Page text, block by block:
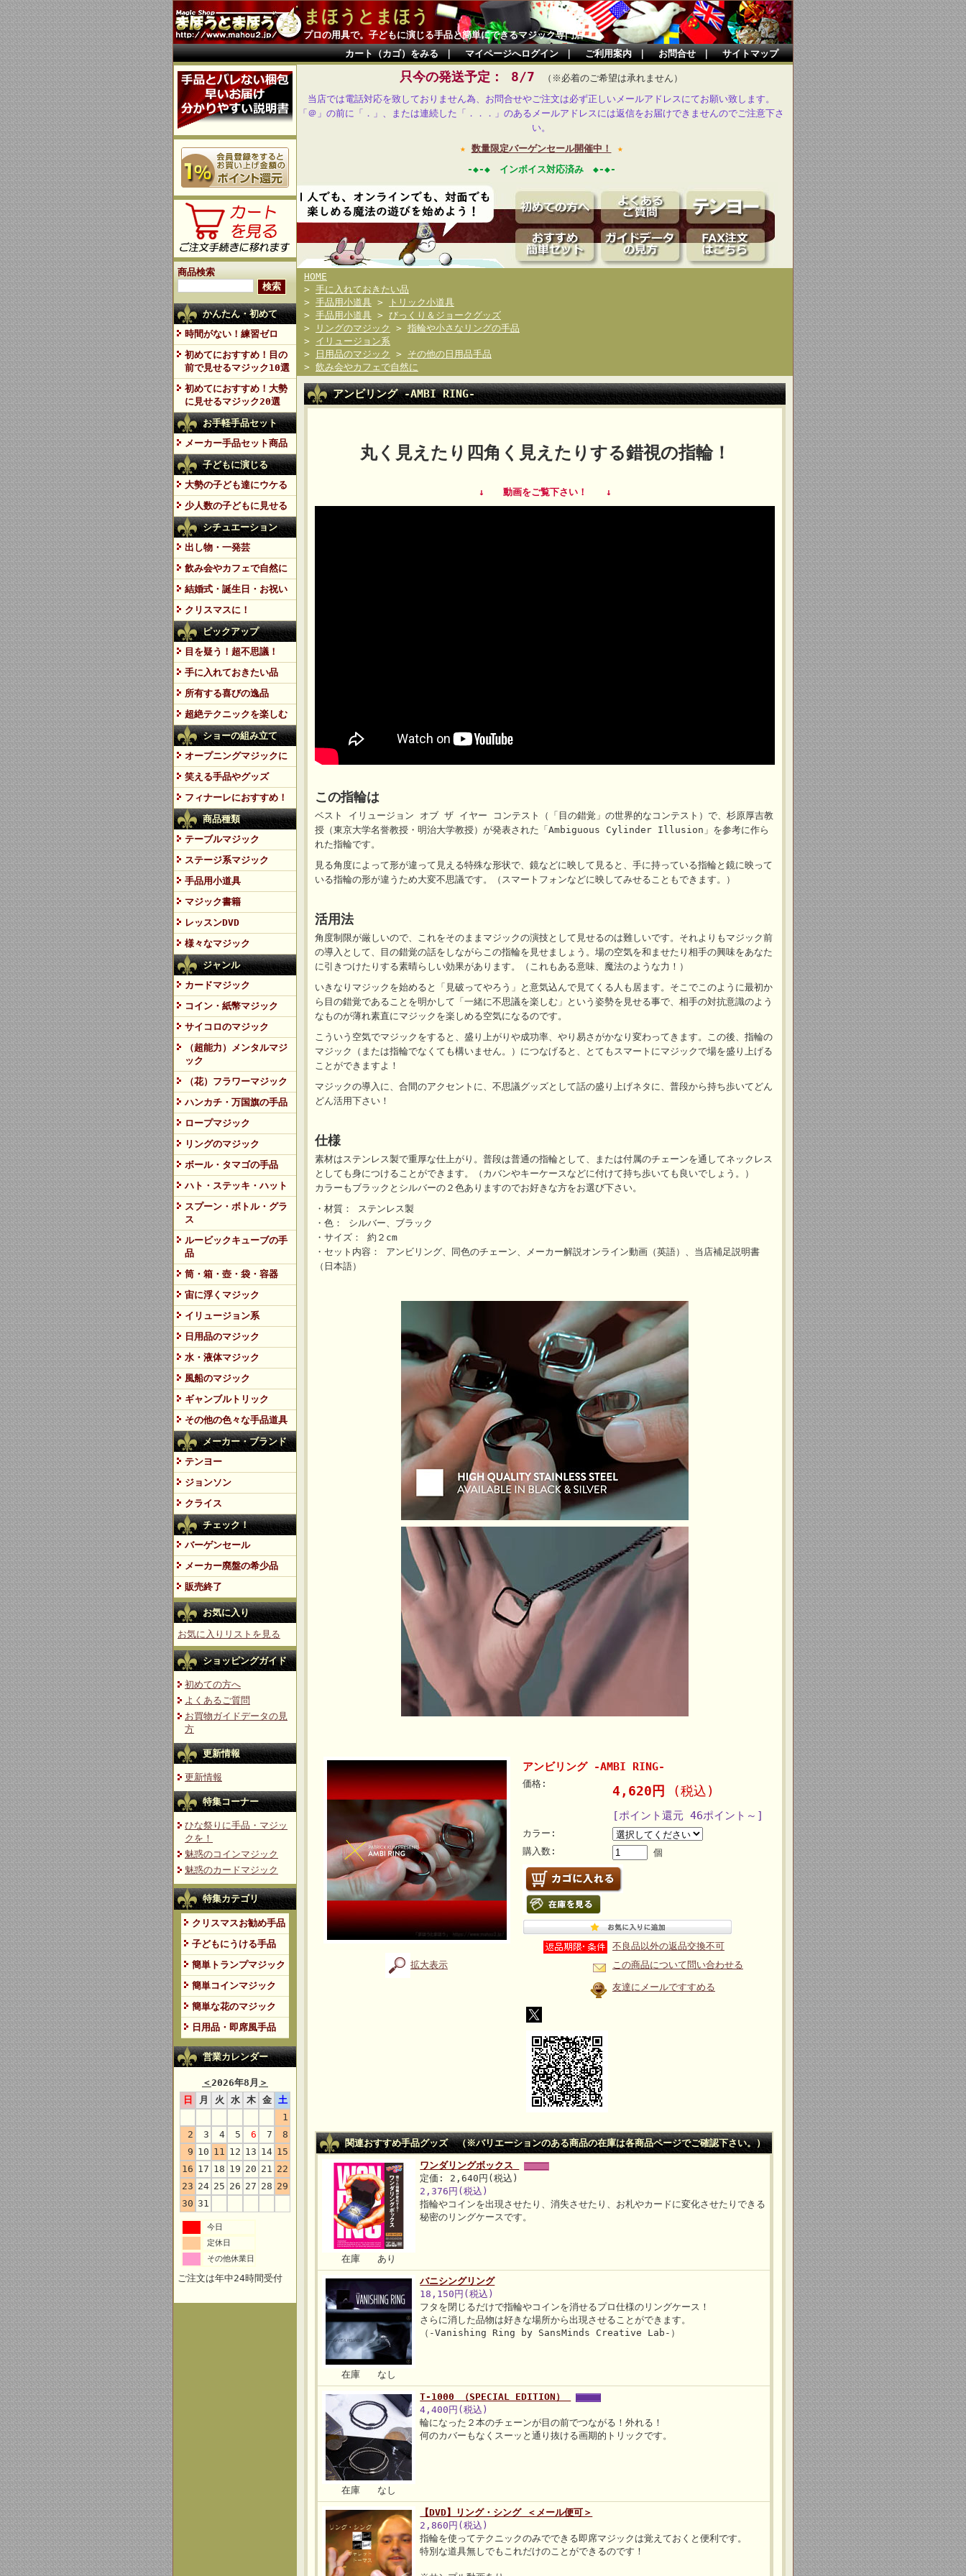
まほうとまほう
プロの用具で。子どもに演じる手品と簡単にできるマジック専門店
カート（カゴ）をみる｜ マイページへログイン｜ ご利用案内｜ お問合せ｜ サイトマップ
商品検索
かんたん・初めて
時間がない！練習ゼロ
初めてにおすすめ！目の
前で見せるマジック10選
初めてにおすすめ！大勢
に見せるマジック20選
お手軽手品セット
メーカー手品セット商品
子どもに演じる
大勢の子ども達にウケる
少人数の子どもに見せる
シチュエーション
出し物・一発芸
飲み会やカフェで自然に
結婚式・誕生日・お祝い
クリスマスに！
ピックアップ
目を疑う！超不思議！
手に入れておきたい品
所有する喜びの逸品
超絶テクニックを楽しむ
ショーの組み立て
オープニングマジックに
笑える手品やグッズ
フィナーレにおすすめ！
商品種類
テーブルマジック
ステージ系マジック
手品用小道具
マジック書籍
レッスンDVD
様々なマジック
ジャンル
カードマジック
コイン・紙幣マジック
サイコロのマジック
（超能力）メンタルマジ
ック
（花）フラワーマジック
ハンカチ・万国旗の手品
ロープマジック
リングのマジック
ボール・タマゴの手品
ハト・ステッキ・ハット
スプーン・ボトル・グラ
ス
ルービックキューブの手
品
筒・箱・壺・袋・容器
宙に浮くマジック
イリュージョン系
日用品のマジック
水・液体マジック
風船のマジック
ギャンブルトリック
その他の色々な手品道具
メーカー・ブランド
テンヨー
ジョンソン
クライス
チェック！
バーゲンセール
メーカー廃盤の希少品
販売終了
お気に入り
お気に入りリストを見る
ショッピングガイド
初めての方へ
よくあるご質問
お買物ガイドデータの見
方
更新情報
更新情報
特集コーナー
ひな祭りに手品・マジッ
クを！
魅惑のコインマジック
魅惑のカードマジック
特集カテゴリ
クリスマスお勧め手品
子どもにうける手品
簡単トランプマジック
簡単コインマジック
簡単な花のマジック
日用品・即席風手品
営業カレンダー
＜2026年8月 ＞
日
月 火 水 木 金
土
1
2
3 4 5 6 7
8
9 10 11 12 13 14 15
16 17 18 19 20 21 22
23 24 25 26 27 28 29
30 31
今日
定休日
その他休業日
ご注文は年中24時間受付
只今の発送予定： 8/7
（※必着のご希望は承れません）
当店では電話対応を致しておりません為、お問合せやご注文は必ず正しいメールアドレスにてお願い致します。
「＠」の前に「．」、または連続した「．．．」のあるメールアドレスには返信をお届けできませんのでご注意下さ
い。
★ 数量限定バーゲンセール開催中！
★
-◆-◆ インボイス対応済み ◆-◆-
HOME
> 手に入れておきたい品
> 手品用小道具 >
トリック小道具
> 手品用小道具 > びっくり＆ジョークグッズ
>
リングのマジック > 指輪や小さなリングの手品
> イリュージョン系
>
日用品のマジック > その他の日用品手品
> 飲み会やカフェで自然に
アンビリング -AMBI RING-
丸く見えたり四角く見えたりする錯視の指輪！
↓ 動画をご覧下さい！ ↓
この指輪は
ベスト イリュージョン オブ ザ イヤー コンテスト（「目の錯覚」の世界的なコンテスト）で、杉原厚吉教
授（東京大学名誉教授・明治大学教授）が発表された「Ambiguous Cylinder Illusion」を参考に作ら
れた指輪です。
見る角度によって形が違って見える特殊な形状で、鏡などに映して見ると、手に持っている指輪と鏡に映って
いる指輪の形が違うため大変不思議です。（スマートフォンなどに映してみせることもできます。）
活用法
角度制限が厳しいので、これをそのままマジックの演技として見せるのは難しいです。それよりもマジック前
の導入として、目の錯覚の話をしながらこの指輪を見せましょう。場の空気を和ませたり相手の興味をあなた
に引きつけたりする素晴らしい効果があります。（これもある意味、魔法のような力！）
いきなりマジックを始めると「見破ってやろう」と意気込んで見てくる人も居ます。そこでこのように最初か
ら目の錯覚であることを明かして「一緒に不思議を楽しむ」という姿勢を見せる事で、相手の対抗意識のよう
なものが薄れ素直にマジックを楽しめる空気になるのです。
こういう空気でマジックをすると、盛り上がりや成功率、やり易さがかなり変わってきます。この後、指輪の
マジック（または指輪でなくても構いません。）につなげると、とてもスマートにマジックで場を盛り上げる
ことができますよ！
マジックの導入に、合間のアクセントに、不思議グッズとして話の盛り上げネタに、普段から持ち歩いてどん
どん活用下さい！
仕様
素材はステンレス製で重厚な仕上がり。普段は普通の指輪として、または付属のチェーンを通してネックレス
としても身につけることができます。（カバンやキーケースなどに付けて持ち歩いても良いでしょう。）
カラーもブラックとシルバーの２色ありますのでお好きな方をお選び下さい。
・材質： ステンレス製
・色： シルバー、ブラック
・サイズ： 約２cm
・セット内容： アンビリング、同色のチェーン、メーカー解説オンライン動画（英語）、当店補足説明書
（日本語）
拡大表示
アンビリング -AMBI RING-
価格: 4,620円 (税込)
[ポイント還元 46ポイント～]
カラー:
購入数:
個
不良品以外の返品交換不可
この商品について問い合わせる
友達にメールですすめる
関連おすすめ手品グッズ （※バリエーションのある商品の在庫は各商品ページでご確認下さい。）
在庫 あり
ワンダリングボックス
定価: 2,640円(税込)
2,376円(税込)
指輪やコインを出現させたり、消失させたり、お札やカードに変化させたりできる
秘密のリングケースです。
在庫 なし
バニシングリング
18,150円(税込)
フタを閉じるだけで指輪やコインを消せるプロ仕様のリングケース！
さらに消した品物は好きな場所から出現させることができます。
（-Vanishing Ring by SansMinds Creative Lab-）
在庫 なし
T-1000 （SPECIAL EDITION）
4,400円(税込)
輪になった２本のチェーンが目の前でつながる！外れる！
何のカバーもなくスーッと通り抜ける画期的トリックです。
【DVD】リング・シング ＜メール便可＞
2,860円(税込)
指輪を使ってテクニックのみでできる即席マジックは覚えておくと便利です。
特別な道具無しでもこれだけのことができるのです！